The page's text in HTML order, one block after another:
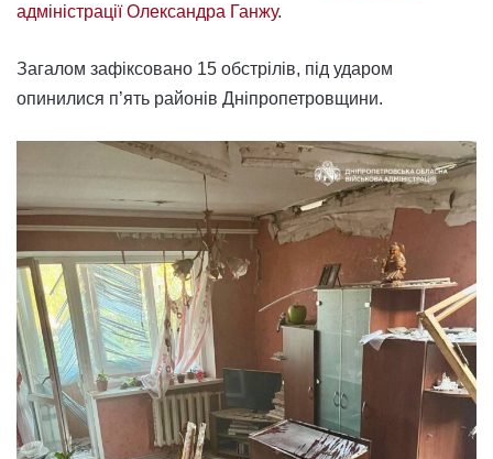
адміністрації Олександра Ганжу.
Загалом зафіксовано 15 обстрілів, під ударом
опинилися п’ять районів Дніпропетровщини.